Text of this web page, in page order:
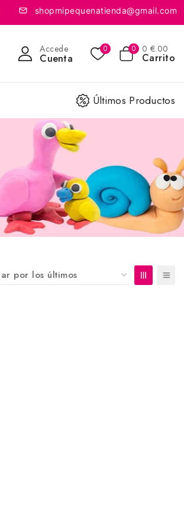
shopmipequenatienda@gmail.com
Accede
Cuenta
0 0 0 €.00
Carrito
Últimos Productos